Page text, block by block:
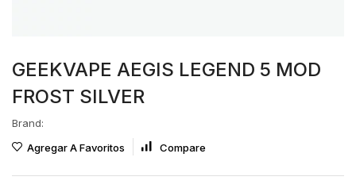
GEEKVAPE AEGIS LEGEND 5 MOD
FROST SILVER
Brand:
Agregar A Favoritos
Compare